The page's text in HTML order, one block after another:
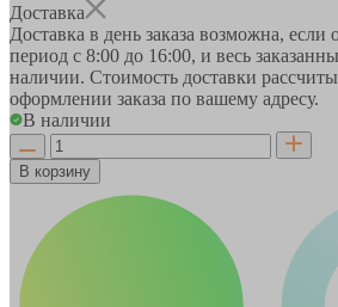
Доставка
Доставка в день заказа возможна, если
период с 8:00 до 16:00, и весь
наличии. Стоимость доставки
оформлении заказа по вашему адресу.
В наличии
В корзину